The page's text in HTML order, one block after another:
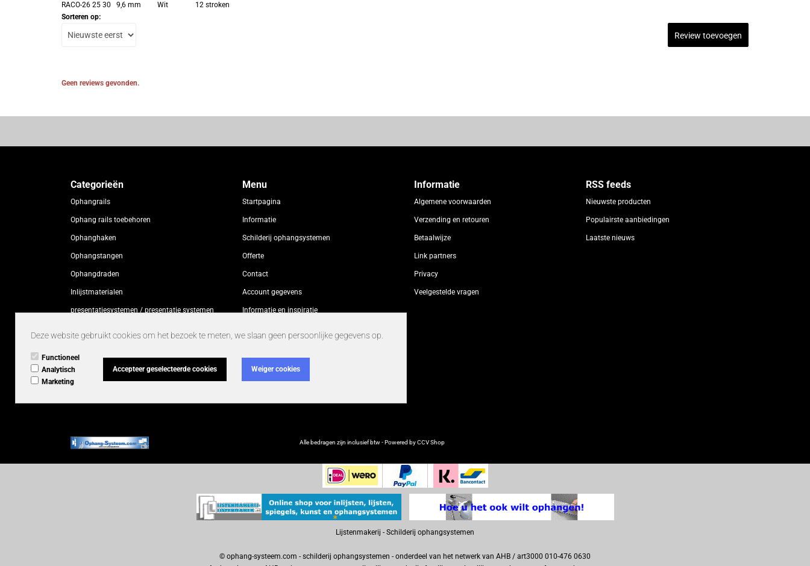
RACO-26 25 30 9,6 mm Wit 12 stroken
Sorteren op:
Review toevoegen
Geen reviews gevonden.
Categorieën
Ophangrails
Ophang rails toebehoren
Ophanghaken
Ophangstangen
Ophangdraden
Inlijstmaterialen
presentatiesystemen / presentatie systemen
Randloze wissellijsten
Bulk verpakkingen
Menu
Startpagina
Informatie
Schilderij ophangsystemen
Offerte
Contact
Account gegevens
Informatie en inspiratie
Informatie
Algemene voorwaarden
Verzending en retouren
Betaalwijze
Link partners
Privacy
Veelgestelde vragen
RSS feeds
Nieuwste producten
Populairste aanbiedingen
Laatste nieuws
Alle bedragen zijn inclusief btw - Powered by CCV Shop
Deze website gebruikt cookies om het bezoek te meten, we slaan geen persoonlijke gegevens op.
Functioneel
Analytisch
Marketing
Accepteer geselecteerde cookies Weiger cookies
Lijstenmakerij - Schilderij ophangsystemen
© ophang-systeem.com - schilderij ophangsystemen - onderdeel van het netwerk van AHB / art3000 010-476 0630